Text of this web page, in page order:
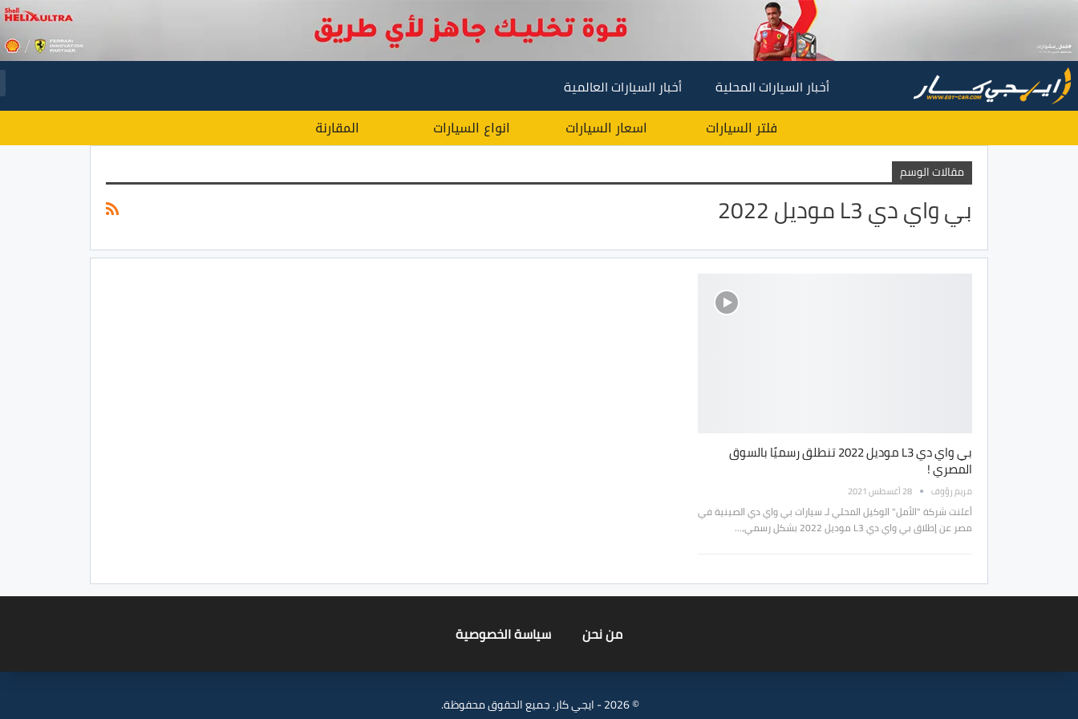
أخبار السيارات المحلية أخبار السيارات العالمية
فلتر السيارات اسعار السيارات انواع السيارات المقارنة
مقالات الوسم
بي واي دي L3 موديل 2022
بي واي دي L3 موديل 2022 تنطلق رسميًا بالسوق
المصري !
مريم رؤوف 28 أغسطس 2021
أعلنت شركة "الأمل" الوكيل المحلي لـ سيارات بي واي دي الصينية في
مصر عن إطلاق بي واي دي L3 موديل 2022 بشكل رسمي،…
من نحن سياسة الخصوصية
© 2026 - ايجي كار. جميع الحقوق محفوظة.